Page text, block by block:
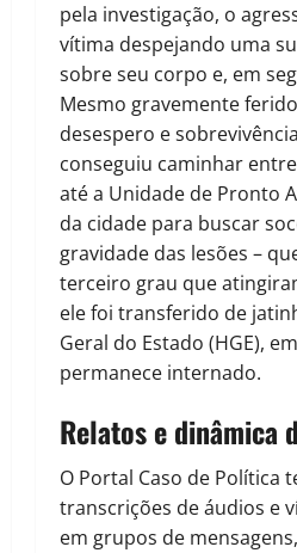
pela investigação, o
vítima despejando uma
sobre seu corpo e, em
Mesmo gravemente
desespero e
conseguiu caminhar
até a Unidade de Pronto
da cidade para buscar
gravidade das lesões –
terceiro grau que
ele foi transferido de
Geral do Estado (HGE),
permanece internado.
Relatos e dinâmica
O Portal Caso de Política
transcrições de áudios e
em grupos de